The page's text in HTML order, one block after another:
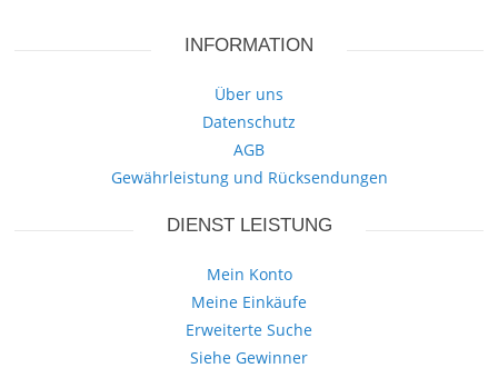
INFORMATION
Über uns
Datenschutz
AGB
Gewährleistung und Rücksendungen
DIENST LEISTUNG
Mein Konto
Meine Einkäufe
Erweiterte Suche
Siehe Gewinner